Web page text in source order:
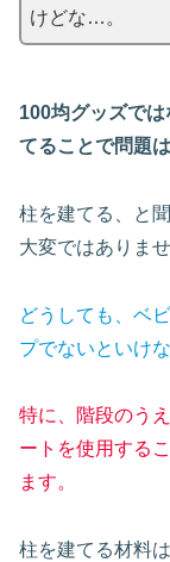
けどな…。
100均グッズで
てることで問題
柱を建てる、と
大変ではありま
どうしても、ベ
プでないといけ
特に、階段のう
ートを使用する
ます。
柱を建てる材料